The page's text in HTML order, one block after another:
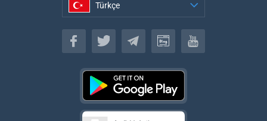
Türkçe
Türkçe